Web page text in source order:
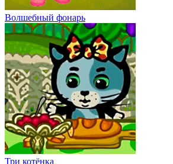
Волшебный фонарь
Три котёнка